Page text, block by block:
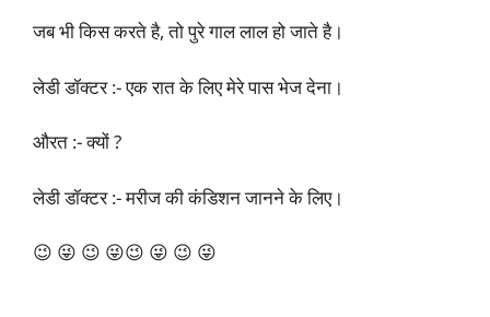
जब भी किस करते है, तो पुरे गाल लाल हो जाते है।
लेडी डॉक्टर :- एक रात के लिए मेरे पास भेज देना।
औरत :- क्यों ?
लेडी डॉक्टर :- मरीज की कंडिशन जानने के लिए।
😉 😜 😉 😜😉 😜 😉 😜